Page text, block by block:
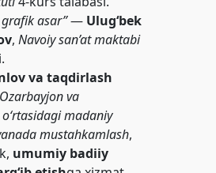
grafik asar”— Ulug‘bek
,Navoiy san’at maktabi
va taqdirlash
Ozarbayjon va
o‘rtasidagi madaniy
mustahkamlash,
umumiy badiiy